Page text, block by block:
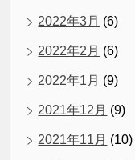
2022年3月 (6)
2022年2月 (6)
2022年1月 (9)
2021年12月 (9)
2021年11月 (10)